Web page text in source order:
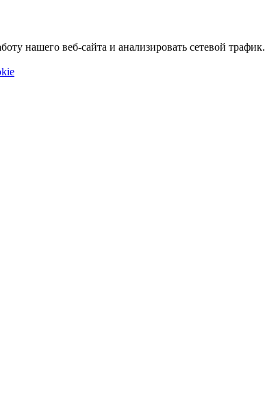
нашего веб-сайта и анализировать сетевой трафик.